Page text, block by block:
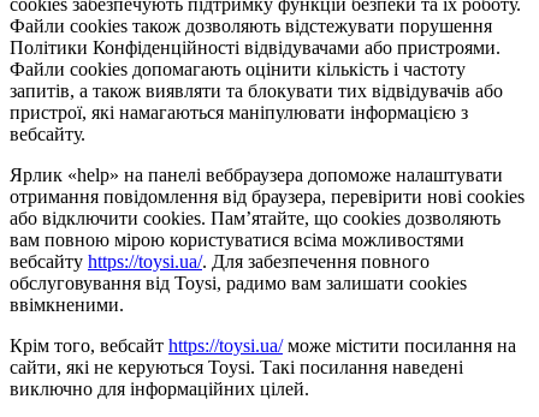
Файли cookies також дозволяють відстежувати порушення
Політики Конфіденційності відвідувачами або пристроями.
Файли cookies допомагають оцінити кількість і частоту
запитів, а також виявляти та блокувати тих відвідувачів або
пристрої, які намагаються маніпулювати інформацією з
вебсайту.
Ярлик «help» на панелі веббраузера допоможе налаштувати
отримання повідомлення від браузера, перевірити нові cookies
або відключити cookies. Пам’ятайте, що cookies дозволяють
вам повною мірою користуватися всіма можливостями
вебсайту https://toysi.ua/. Для забезпечення повного
обслуговування від Toysi, радимо вам залишати cookies
ввімкненими.
Крім того, вебсайт https://toysi.ua/може містити посилання на
сайти, які не керуються Toysi. Такі посилання наведені
виключно для інформаційних цілей.